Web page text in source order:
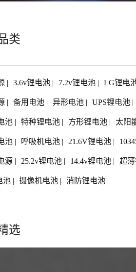
类
| 3.6v锂电池 | 7.2v锂电池 | LG锂电
| 备用电池 | 异形电池 | UPS锂电池 |
池 | 特种锂电池 | 方形锂电池 | 太阳
池 | 呼吸机电池 | 21.6V锂电池 |
源 | 25.2v锂电池 | 14.4v锂电池 | 超
池 | 摄像机电池 | 消防锂电池 |
选